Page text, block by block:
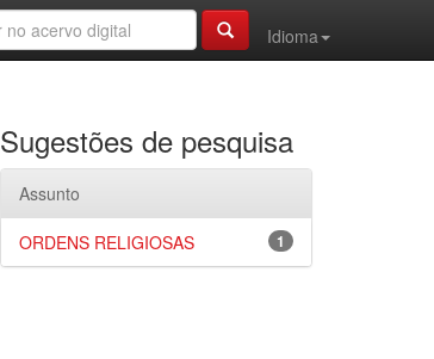
Idioma
Sugestões de pesquisa
Assunto
1
ORDENS RELIGIOSAS